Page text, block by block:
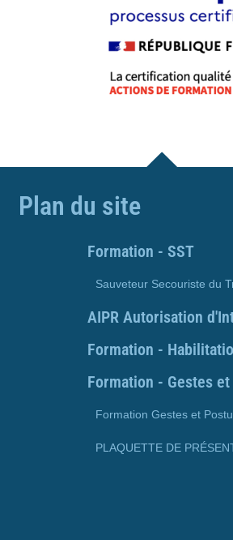
Plan du site
Formation - SST
Sauveteur Secouriste du
AIPR Autorisation
Formation -
Formation - Gestes
Formation Gestes et
PLAQUETTE DE